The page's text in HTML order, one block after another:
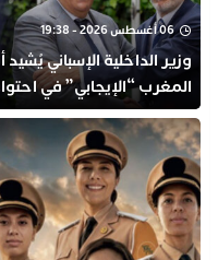
06 أغسطس 2026 - 19:38
وزير الداخلية الإسباني يُشيد
المغرب “الإيجابي” في